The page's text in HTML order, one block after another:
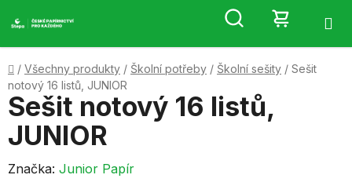
na
Hledat
KOŠÍK
Domů
/ Všechny produkty / Školní potřeby / Školní sešity / Sešit
notový 16 listů, JUNIOR
Sešit notový 16 listů,
JUNIOR
Značka: Junior Papír